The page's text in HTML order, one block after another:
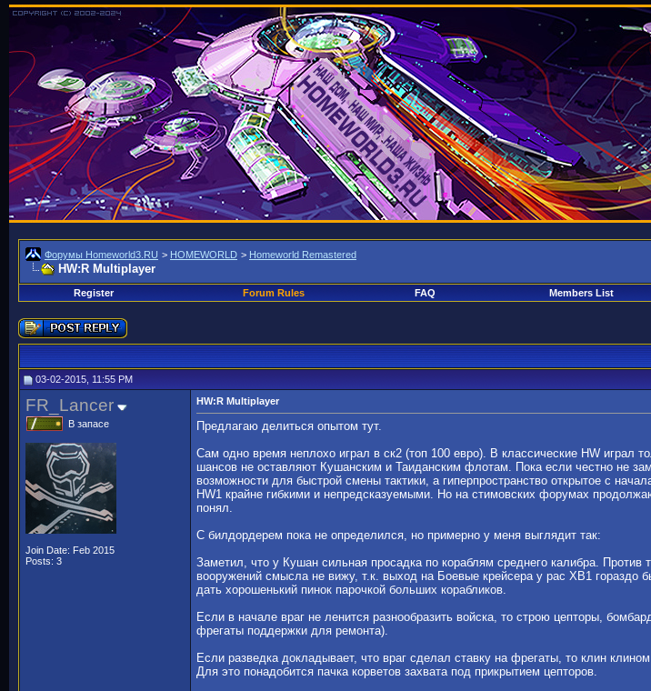
Форумы Homeworld3.RU > HOMEWORLD > Homeworld Remastered
HW:R Multiplayer
Register
Forum Rules FAQ Members List
03-02-2015, 11:55 PM
FR_Lancer
В запасе
Join Date: Feb 2015
Posts: 3
HW:R Multiplayer
Предлагаю делиться опытом тут.
Сам одно время неплохо играл в ск2 (топ 100 евро). В классические HW играл
шансов не оставляют Кушанским и Таиданским флотам. Пока если честно не
возможности для быстрой смены тактики, а гиперпространство открытое с
HW1 крайне гибкими и непредсказуемыми. Но на стимовских форумах
понял.
С билдордерем пока не определился, но примерно у меня выглядит так:
Заметил, что у Кушан сильная просадка по кораблям среднего калибра. Против
вооружений смысла не вижу, т.к. выход на Боевые крейсера у рас ХВ1
дать хорошенький пинок парочкой больших корабликов.
Если в начале враг не ленится разнообразить войска, то строю цепторы,
фрегаты поддержки для ремонта).
Если разведка докладывает, что враг сделал ставку на фрегаты, то клин
Для это понадобится пачка корветов захвата под прикрытием цепторов.